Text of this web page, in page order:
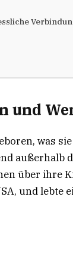
und
was
außerhalb
über ihre
und lebte